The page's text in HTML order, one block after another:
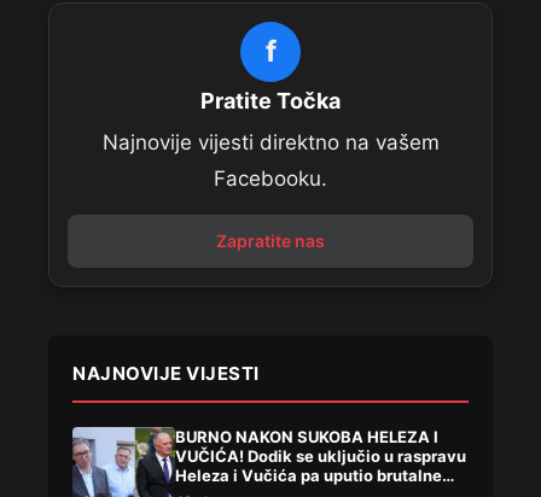
f
Pratite Točka
Najnovije vijesti direktno na vašem
Facebooku.
Zapratite nas
NAJNOVIJE VIJESTI
BURNO NAKON SUKOBA HELEZA I
VUČIĆA! Dodik se uključio u raspravu
Heleza i Vučića pa uputio brutalne